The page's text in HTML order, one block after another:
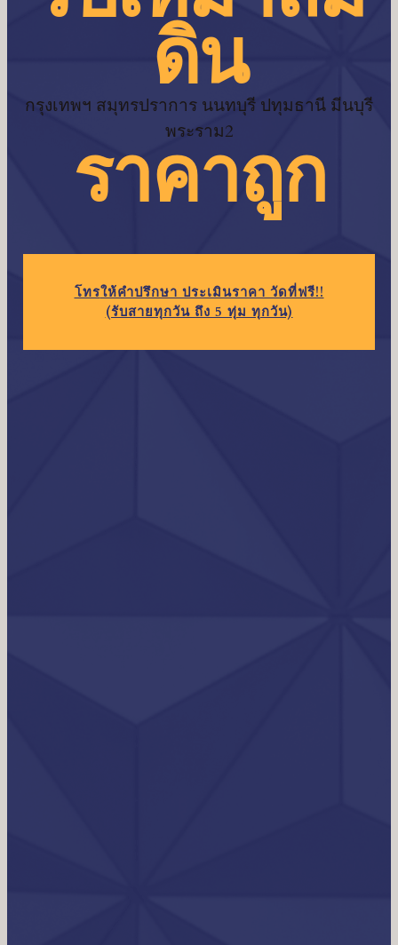
ดิน
กรุงเทพฯ สมุทรปราการ นนทบุรี ปทุมธานี มีนบุรี
พระราม2
ราคาถูก
โทรให้คำปรึกษา ประเมินราคา วัดที่ฟรี!!
(รับสายทุกวัน ถึง 5 ทุ่ม ทุกวัน)